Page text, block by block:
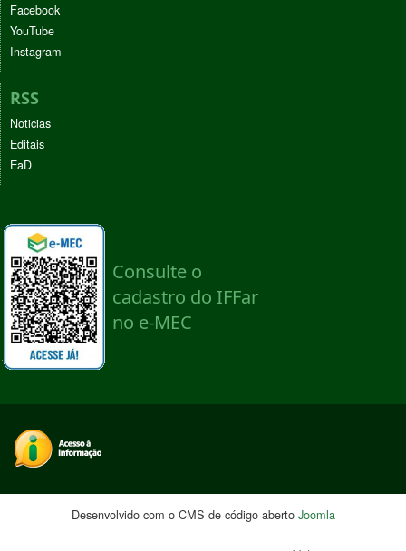
Facebook
YouTube
Instagram
RSS
Noticias
Editais
EaD
Desenvolvido com o CMS de código aberto Joomla